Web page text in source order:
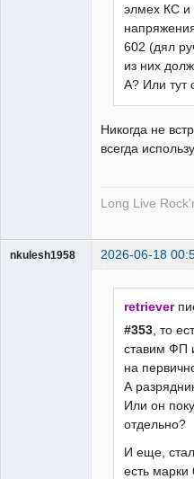
элмех КС и
602 (дял
из них
А? Или тут
Никогда не
всегда
Long Live
nkulesh1958 2026-06-18
retriever
#353, то
ставим ФП
на
А
Или он
отдельно?
И еще,
есть